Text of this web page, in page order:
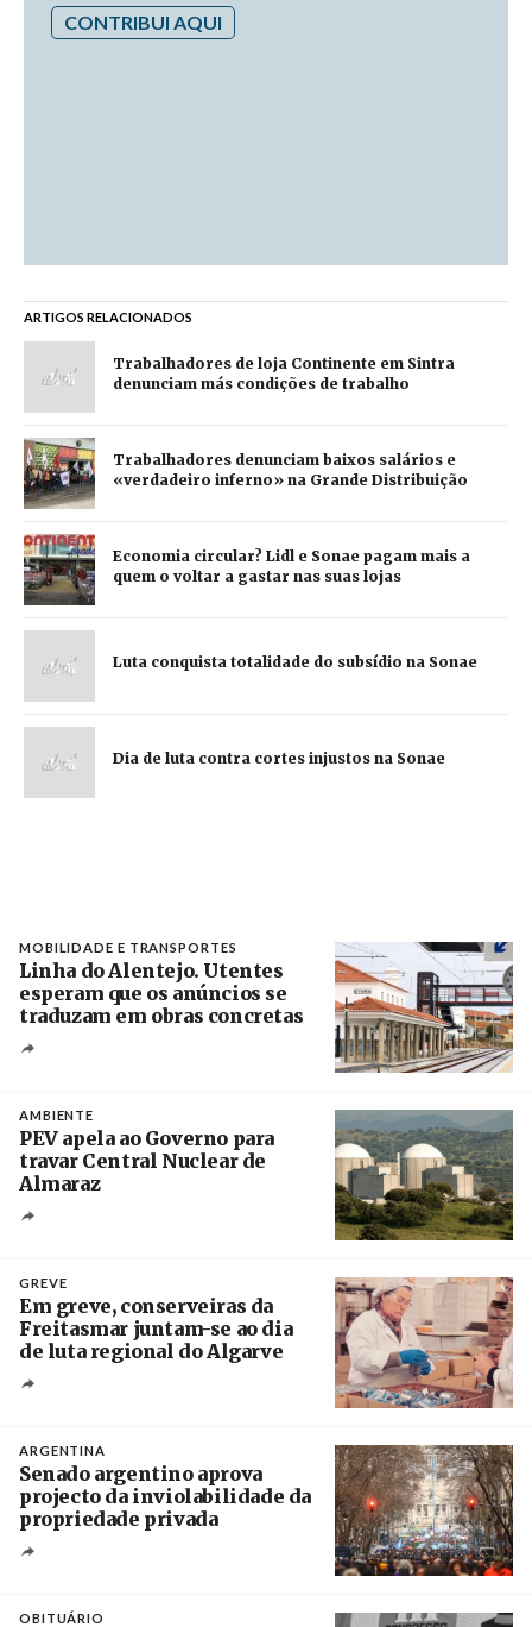
CONTRIBUI AQUI
ARTIGOS RELACIONADOS
Trabalhadores de loja Continente em Sintra
denunciam más condições de trabalho
Trabalhadores denunciam baixos salários e
«verdadeiro inferno» na Grande Distribuição
Economia circular? Lidl e Sonae pagam mais a
quem o voltar a gastar nas suas lojas
Luta conquista totalidade do subsídio na Sonae
Dia de luta contra cortes injustos na Sonae
MOBILIDADE E TRANSPORTES
Linha do Alentejo. Utentes
esperam que os anúncios se
traduzam em obras concretas
AMBIENTE
PEV apela ao Governo para
travar Central Nuclear de
Almaraz
GREVE
Em greve, conserveiras da
Freitasmar juntam-se ao dia
de luta regional do Algarve
ARGENTINA
Senado argentino aprova
projecto da inviolabilidade da
propriedade privada
OBITUÁRIO